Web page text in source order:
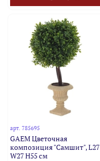
арт.785695
GAEM Цветочная
композиция "Самшит", L27
W27 H55 см